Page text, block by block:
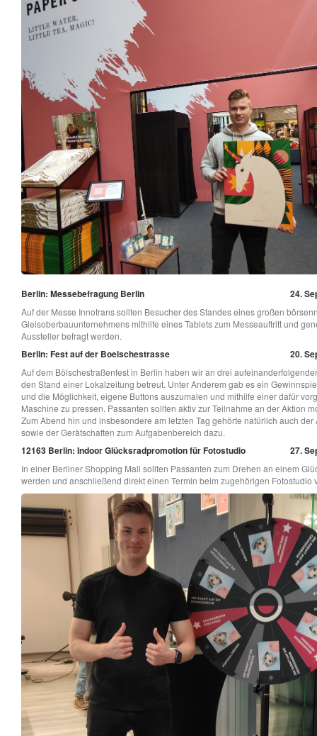
Berlin: Messebefragung Berlin 24.
Auf der Messe Innotrans sollten Besucher des Standes eines großen
Gleisoberbauunternehmens mithilfe eines Tablets zum Messeauftritt und
Aussteller befragt werden.
Berlin: Fest auf der Boelschestrasse 20.
Auf dem Bölschestraßenfest in Berlin haben wir an drei
den Stand einer Lokalzeitung betreut. Unter Anderem gab es ein
und die Möglichkeit, eigene Buttons auszumalen und mithilfe einer dafür
Maschine zu pressen. Passanten sollten aktiv zur Teilnahme an der Aktion
Zum Abend hin und insbesondere am letzten Tag gehörte natürlich auch der
sowie der Gerätschaften zum Aufgabenbereich dazu.
12163 Berlin: Indoor Glücksradpromotion für Fotostudio 27.
In einer Berliner Shopping Mall sollten Passanten zum Drehen an einem
werden und anschließend direkt einen Termin beim zugehörigen Fotostudio